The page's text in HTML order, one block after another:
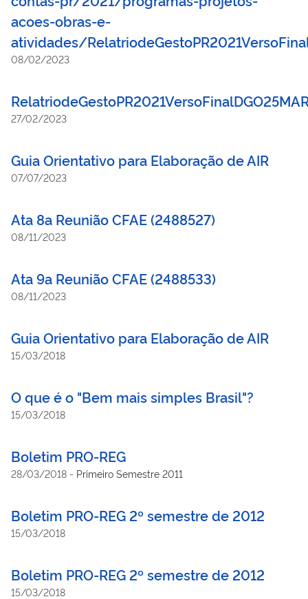
acoes-obras-e-
atividades/
08/02/2023
27/02/2023
Guia Orientativo para Elaboração de AIR
07/07/2023
Ata 8a Reunião CFAE (2488527)
08/11/2023
Ata 9a Reunião CFAE (2488533)
08/11/2023
Guia Orientativo para Elaboração de AIR
15/03/2018
O que é o "Bem mais simples Brasil"?
15/03/2018
Boletim PRO-REG
28/03/2018 - Primeiro Semestre 2011
Boletim PRO-REG 2º semestre de 2012
15/03/2018
Boletim PRO-REG 2º semestre de 2012
15/03/2018